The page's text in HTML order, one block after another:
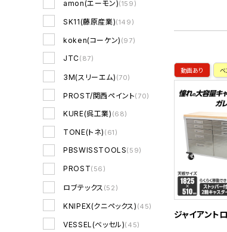
amon(エーモン)(159)
SK11(藤原産業)(149)
koken(コーケン) (97)
JTC (87)
3M(スリーエム) (70)
PROST/関西ペイント(70)
KURE(呉工業) (68)
TONE(トネ) (61)
PBSWISSTOOLS(59)
PROST(56)
ロブテックス (52)
KNIPEX(クニペックス) (45)
VESSEL(ベッセル)(45)
動画あり ベ
ジャイアント